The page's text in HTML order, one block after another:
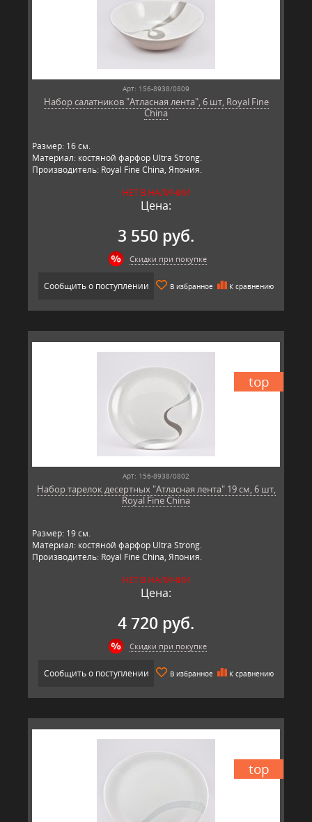
Арт: 156-8938/0809
Набор салатников "Атласная лента", 6 шт, Royal Fine
China
Размер: 16 см.
Материал: костяной фарфор Ultra Strong.
Производитель: Royal Fine China, Япония.
НЕТ В НАЛИЧИИ
Цена:
3 550 руб.
Скидки при покупке
Сообщить о поступлении В избранное К сравнению
top
Арт: 156-8938/0802
Набор тарелок десертных "Атласная лента" 19 см, 6 шт,
Royal Fine China
Размер: 19 см.
Материал: костяной фарфор Ultra Strong.
Производитель: Royal Fine China, Япония.
НЕТ В НАЛИЧИИ
Цена:
4 720 руб.
Скидки при покупке
Сообщить о поступлении В избранное К сравнению
top